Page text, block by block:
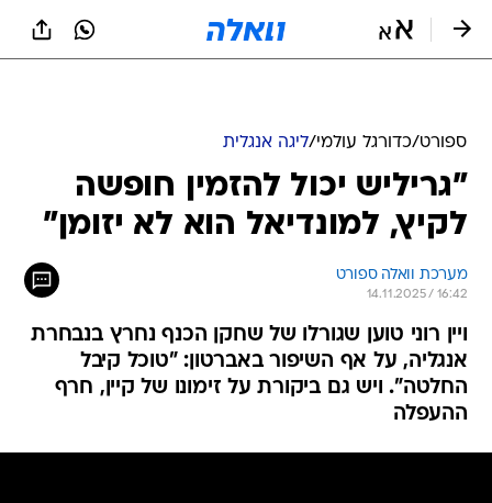
ספורט/כדורגל עולמי/ליגה אנגלית
"גריליש יכול להזמין חופשה
לקיץ, למונדיאל הוא לא יזומן"
מערכת וואלה ספורט
14.11.2025 / 16:42
ויין רוני טוען שגורלו של שחקן הכנף נחרץ בנבחרת
אנגליה, על אף השיפור באברטון: "טוכל קיבל
החלטה". ויש גם ביקורת על זימונו של קיין, חרף
ההעפלה